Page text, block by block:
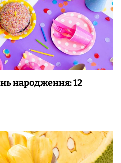
народження: 12